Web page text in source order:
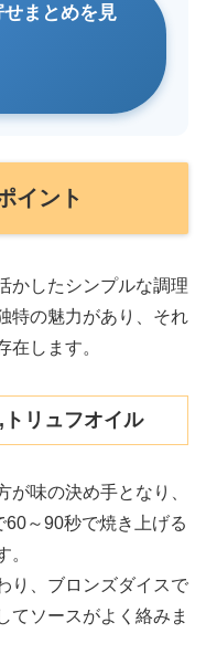
まとめを見
イント
かしたシンプルな調理
特の魅力があり、それ
在します。
リュフオイル
が味の決め手となり、
60～90秒で焼き上げる
。
り、ブロンズダイスで
てソースがよく絡みま